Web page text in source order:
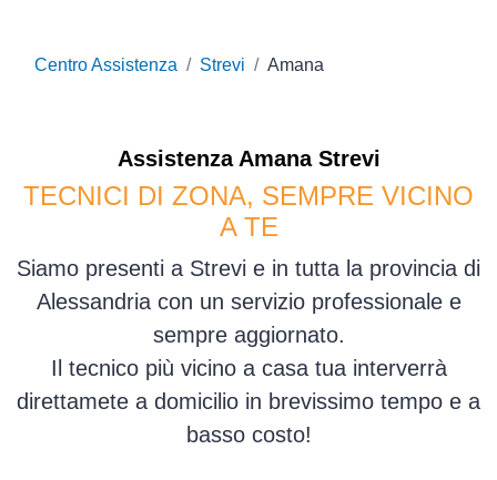
Centro Assistenza Strevi Amana
Assistenza AmanaStrevi
TECNICI DI ZONA, SEMPRE VICINO
A TE
Siamo presenti a Strevi e in tutta la provincia di
Alessandria con un servizio professionale e
sempre aggiornato.
Il tecnico più vicino a casa tua interverrà
direttamete a domicilio in brevissimo tempo e a
basso costo!